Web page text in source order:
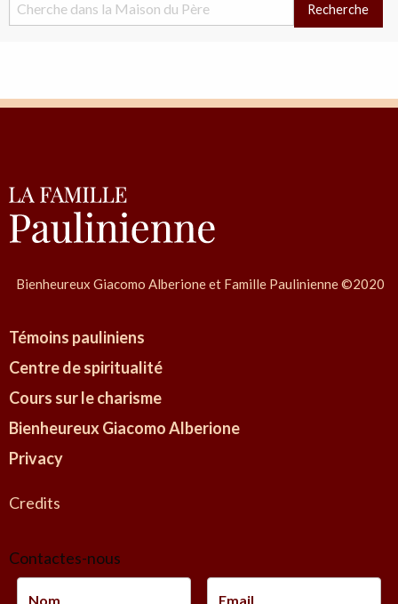
Recherche
Bienheureux Giacomo Alberione et Famille Paulinienne ©2020
Témoins pauliniens
Centre de spiritualité
Cours sur le charisme
Bienheureux Giacomo Alberione
Privacy
Credits
Contactes-nous